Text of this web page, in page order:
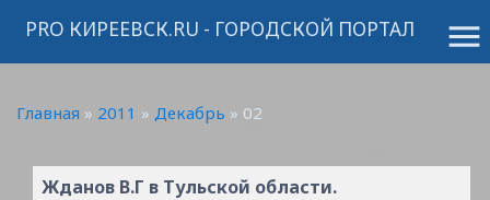
menu
PRO КИРЕЕВСК.RU - ГОРОДСКОЙ ПОРТАЛ
Главная » 2011 » Декабрь » 02
Жданов В.Г в Тульской области.